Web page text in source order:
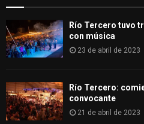
Río Tercero tuvo
con música
23 de abril de 2023
Río Tercero:
convocante
21 de abril de 2023